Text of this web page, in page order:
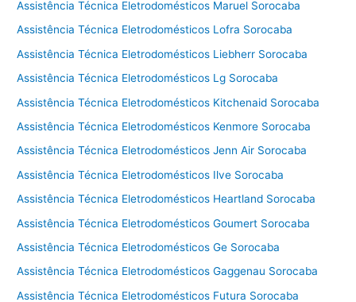
Assistência Técnica Eletrodomésticos Maruel Sorocaba
Assistência Técnica Eletrodomésticos Lofra Sorocaba
Assistência Técnica Eletrodomésticos Liebherr Sorocaba
Assistência Técnica Eletrodomésticos Lg Sorocaba
Assistência Técnica Eletrodomésticos Kitchenaid Sorocaba
Assistência Técnica Eletrodomésticos Kenmore Sorocaba
Assistência Técnica Eletrodomésticos Jenn Air Sorocaba
Assistência Técnica Eletrodomésticos Ilve Sorocaba
Assistência Técnica Eletrodomésticos Heartland Sorocaba
Assistência Técnica Eletrodomésticos Goumert Sorocaba
Assistência Técnica Eletrodomésticos Ge Sorocaba
Assistência Técnica Eletrodomésticos Gaggenau Sorocaba
Assistência Técnica Eletrodomésticos Futura Sorocaba